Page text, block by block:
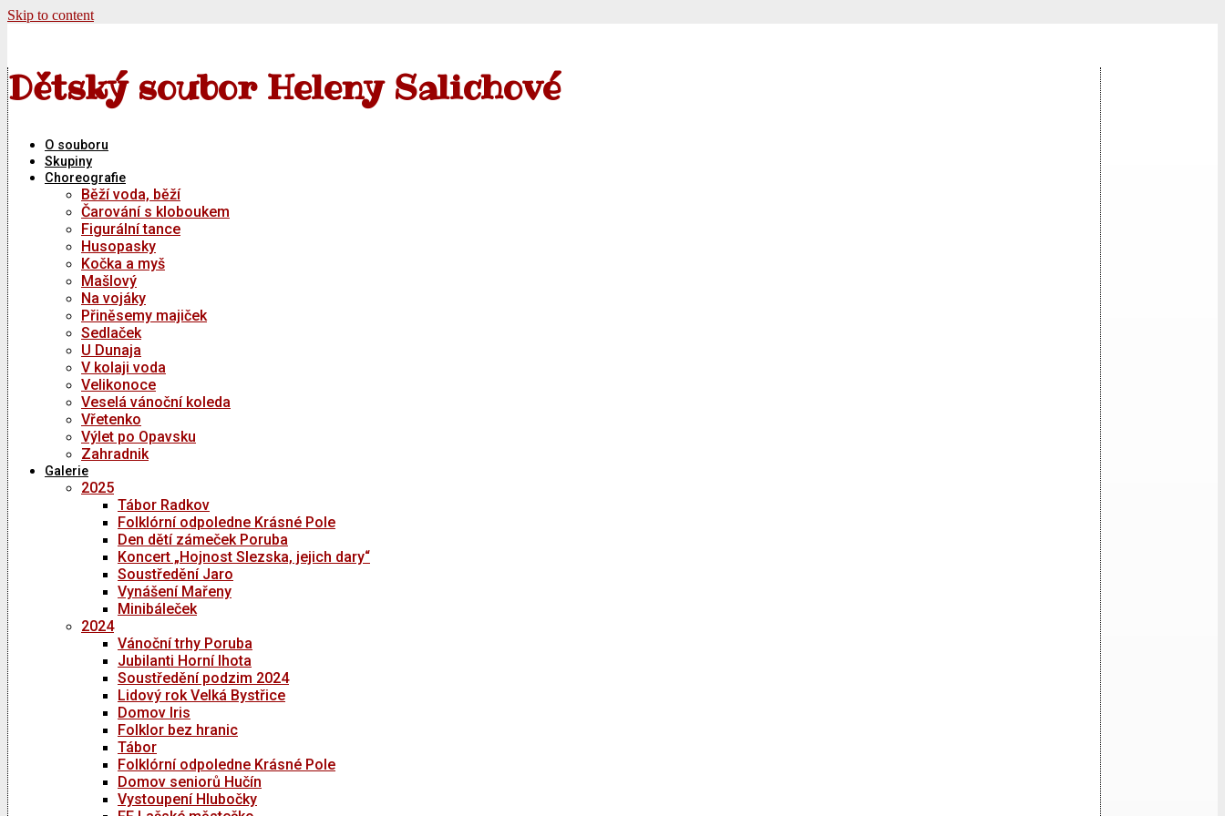
Skip to content
Dětský soubor Heleny Salichové
O souboru
Skupiny
Choreografie
Běží voda, běží
Čarování s kloboukem
Figurální tance
Husopasky
Kočka a myš
Mašlový
Na vojáky
Přiněsemy majiček
Sedlaček
U Dunaja
V kolaji voda
Velikonoce
Veselá vánoční koleda
Vřetenko
Výlet po Opavsku
Zahradnik
Galerie
2025
Tábor Radkov
Folklórní odpoledne Krásné Pole
Den dětí zámeček Poruba
Koncert „Hojnost Slezska, jejich dary“
Soustředění Jaro
Vynášení Mařeny
Minibáleček
2024
Vánoční trhy Poruba
Jubilanti Horní lhota
Soustředění podzim 2024
Lidový rok Velká Bystřice
Domov Iris
Folklor bez hranic
Tábor
Folklórní odpoledne Krásné Pole
Domov seniorů Hučín
Vystoupení Hlubočky